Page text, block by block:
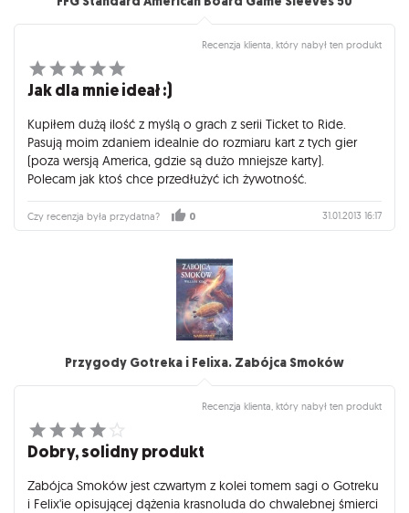
Recenzja klienta, który nabył ten produkt
Jak dla mnie ideał :)
Kupiłem dużą ilość z myślą o grach z serii Ticket to Ride.
Pasują moim zdaniem idealnie do rozmiaru kart z tych gier
(poza wersją America, gdzie są dużo mniejsze karty).
Polecam jak ktoś chce przedłużyć ich żywotność.
Czy recenzja była przydatna? 0 31.01.2013 16:17
Przygody Gotreka i Felixa. Zabójca Smoków
Recenzja klienta, który nabył ten produkt
Dobry, solidny produkt
Zabójca Smoków jest czwartym z kolei tomem sagi o Gotreku
i Felix'ie opisującej dążenia krasnoluda do chwalebnej śmierci